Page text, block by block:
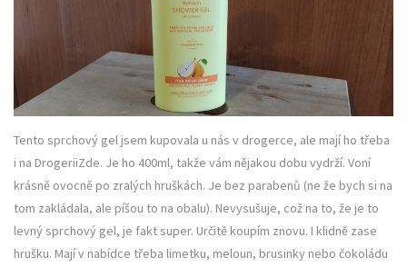
Tento sprchový gel jsem kupovala u nás v drogerce, ale mají ho třeba
i na DrogeriiZde. Je ho 400ml, takže vám nějakou dobu vydrží. Voní
krásně ovocně po zralých hruškách. Je bez parabenů (ne že bych si na
tom zakládala, ale píšou to na obalu). Nevysušuje, což na to, že je to
levný sprchový gel, je fakt super. Určitě koupím znovu. I klidně zase
hrušku. Mají v nabídce třeba limetku, meloun, brusinky nebo čokoládu